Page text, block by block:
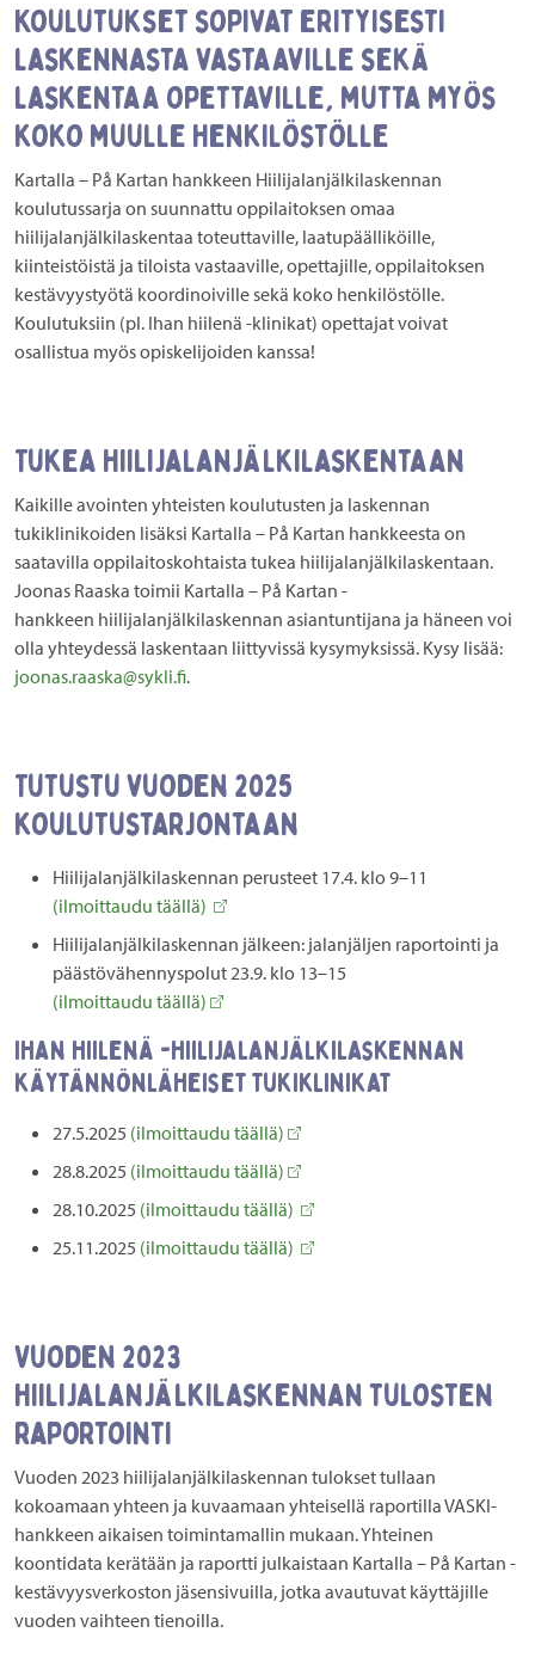
Koulutukset sopivat erityisesti
laskennasta vastaaville sekä
laskentaa opettaville, mutta myös
koko muulle henkilöstölle
Kartalla – På Kartan hankkeen Hiilijalanjälkilaskennan
koulutussarja on suunnattu oppilaitoksen omaa
hiilijalanjälkilaskentaa toteuttaville, laatupäälliköille,
kiinteistöistä ja tiloista vastaaville, opettajille, oppilaitoksen
kestävyystyötä koordinoiville sekä koko henkilöstölle.
Koulutuksiin (pl. Ihan hiilenä -klinikat) opettajat voivat
osallistua myös opiskelijoiden kanssa!
Tukea hiilijalanjälkilaskentaan
Kaikille avointen yhteisten koulutusten ja laskennan
tukiklinikoiden lisäksi Kartalla – På Kartan hankkeesta on
saatavilla oppilaitoskohtaista tukea hiilijalanjälkilaskentaan.
Joonas Raaska toimii Kartalla – På Kartan -
hankkeen hiilijalanjälkilaskennan asiantuntijana ja häneen voi
olla yhteydessä laskentaan liittyvissä kysymyksissä. Kysy lisää:
joonas.raaska@sykli.fi.
Tutustu vuoden 2025
koulutustarjontaan
Hiilijalanjälkilaskennan perusteet 17.4. klo 9–11
(ilmoittaudu täällä)
Hiilijalanjälkilaskennan jälkeen: jalanjäljen raportointi ja
päästövähennyspolut 23.9. klo 13–15
(ilmoittaudu täällä)
Ihan hiilenä -hiilijalanjälkilaskennan
käytännönläheiset tukiklinikat
27.5.2025 (ilmoittaudu täällä)
28.8.2025 (ilmoittaudu täällä)
28.10.2025 (ilmoittaudu täällä)
25.11.2025 (ilmoittaudu täällä)
Vuoden 2023
hiilijalanjälkilaskennan tulosten
raportointi
Vuoden 2023 hiilijalanjälkilaskennan tulokset tullaan
kokoamaan yhteen ja kuvaamaan yhteisellä raportilla VASKI-
hankkeen aikaisen toimintamallin mukaan. Yhteinen
koontidata kerätään ja raportti julkaistaan Kartalla – På Kartan -
kestävyysverkoston jäsensivuilla, jotka avautuvat käyttäjille
vuoden vaihteen tienoilla.